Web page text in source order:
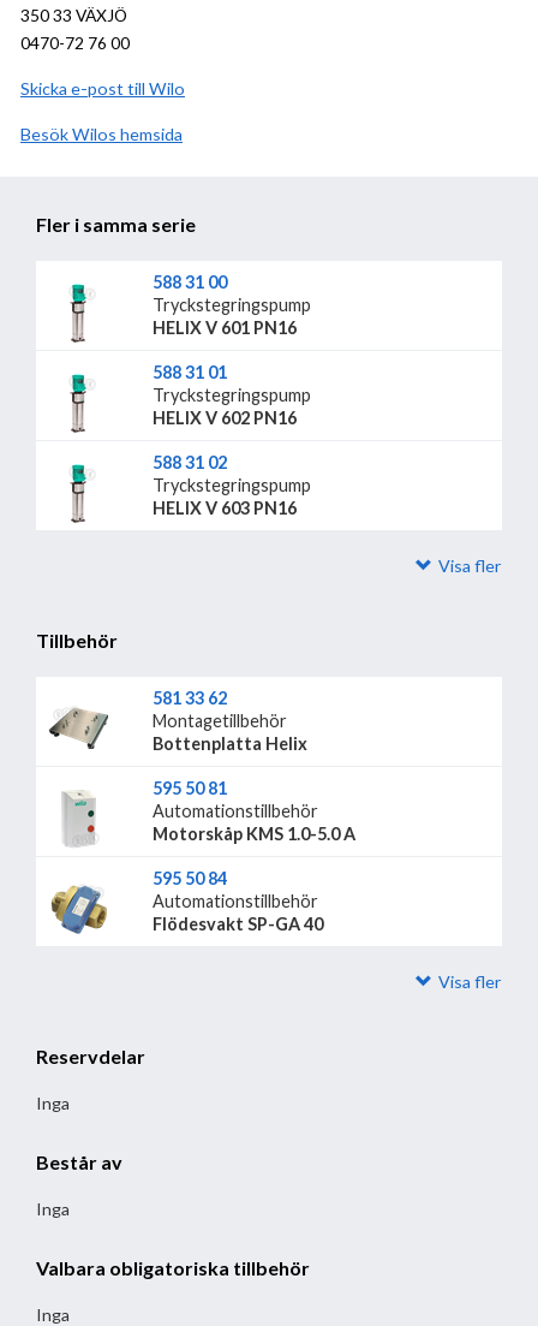
350 33 VÄXJÖ
0470-72 76 00
Skicka e-post till Wilo
BesökWilo hemsida
Fler i samma serie
588 31 00
Tryckstegringspump
HELIX V 601 PN16
588 31 01
Tryckstegringspump
HELIX V 602 PN16
588 31 02
Tryckstegringspump
HELIX V 603 PN16
Visa fler
Tillbehör
581 33 62
Montagetillbehör
Bottenplatta Helix
595 50 81
Automationstillbehör
Motorskåp KMS 1.0-5.0 A
595 50 84
Automationstillbehör
Flödesvakt SP-GA 40
Visa fler
Reservdelar
Inga
Består av
Inga
Valbara obligatoriska tillbehör
Inga